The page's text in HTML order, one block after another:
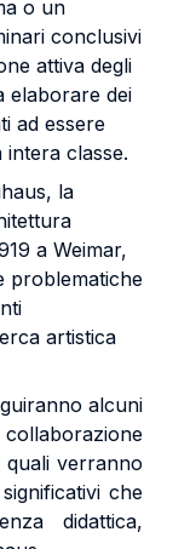
o un
conclusivi
attiva degli
elaborare dei
ad essere
classe.
la
a Weimar,
problematiche
artistica
alcuni
quali verranno
che
didattica,